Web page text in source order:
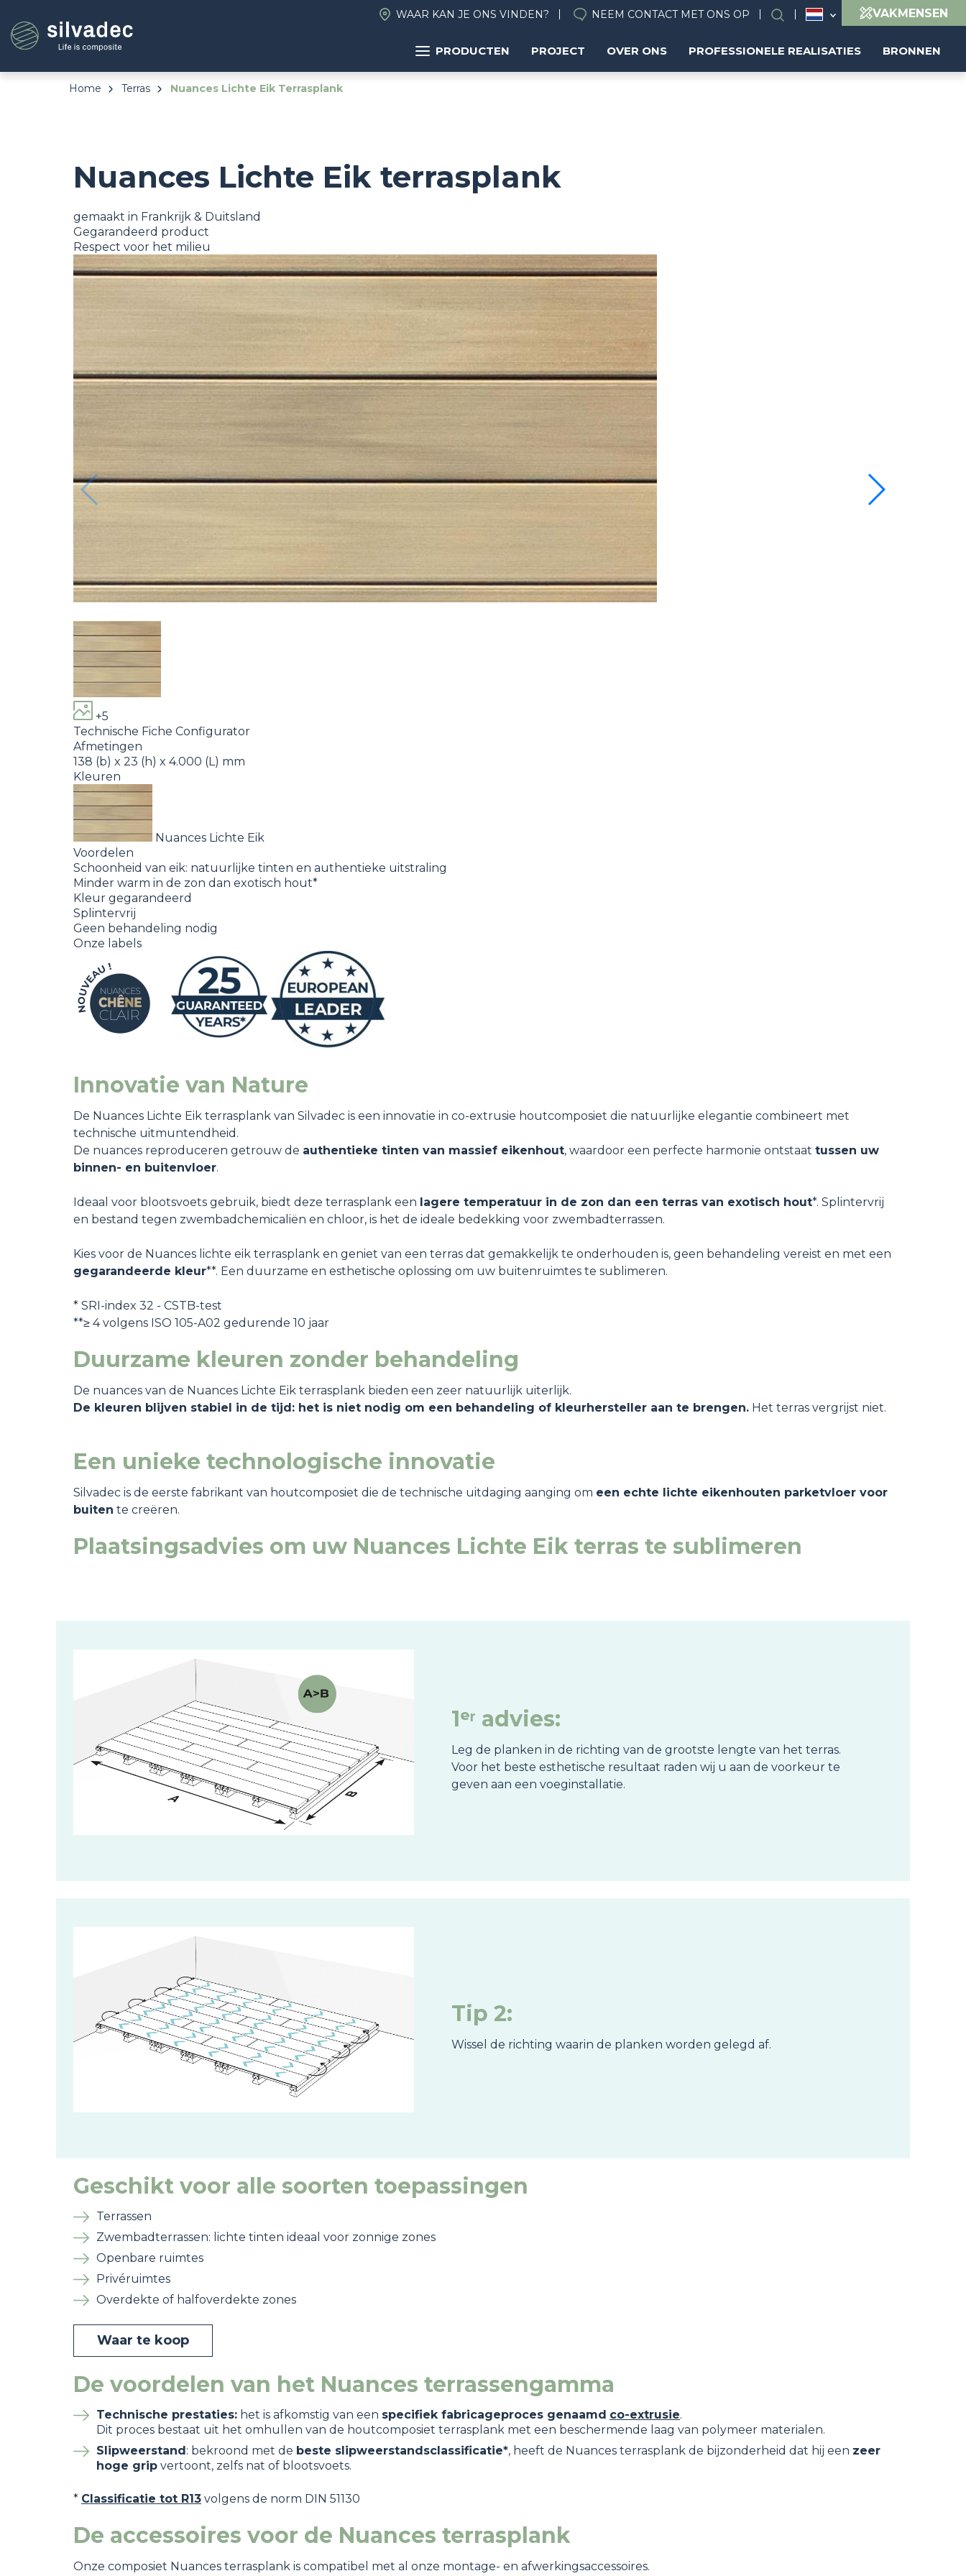
en
naar
WAAR KAN JE ONS VINDEN? NEEM CONTACT MET ONS OP Search VAKMENSEN
PRODUCTEN PROJECT OVER ONS PROFESSIONELE REALISATIES BRONNEN
Home Terras Nuances Lichte Eik Terrasplank
Nuances Lichte Eik terrasplank
gemaakt in Frankrijk & Duitsland
Gegarandeerd product
Respect voor het milieu
+5
Technische Fiche Configurator
Afmetingen
138 (b) x 23 (h) x 4.000 (L) mm
Kleuren
Nuances Lichte Eik
Voordelen
Schoonheid van eik: natuurlijke tinten en authentieke uitstraling
Minder warm in de zon dan exotisch hout*
Kleur gegarandeerd
Splintervrij
Geen behandeling nodig
Onze labels
Innovatie van Nature
De Nuances Lichte Eik terrasplank van Silvadec is een innovatie in co-extrusie houtcomposiet die natuurlijke elegantie combineert met
technische uitmuntendheid.
De nuances reproduceren getrouw de authentieke tinten van massief eikenhout, waardoor een perfecte harmonie ontstaat tussen uw
binnen- en buitenvloer.
Ideaal voor blootsvoets gebruik, biedt deze terrasplank een lagere temperatuur in de zon dan een terras van exotisch hout*. Splintervrij
en bestand tegen zwembadchemicaliën en chloor, is het de ideale bedekking voor zwembadterrassen.
Kies voor de Nuances lichte eik terrasplank en geniet van een terras dat gemakkelijk te onderhouden is, geen behandeling vereist en met een
gegarandeerde kleur**. Een duurzame en esthetische oplossing om uw buitenruimtes te sublimeren.
* SRI-index 32 - CSTB-test
**≥ 4 volgens ISO 105-A02 gedurende 10 jaar
Duurzame kleuren zonder behandeling
De nuances van de Nuances Lichte Eik terrasplank bieden een zeer natuurlijk uiterlijk.
De kleuren blijven stabiel in de tijd: het is niet nodig om een behandeling of kleurhersteller aan te brengen. Het terras vergrijst niet.
Een unieke technologische innovatie
Silvadec is de eerste fabrikant van houtcomposiet die de technische uitdaging aanging om een echte lichte eikenhouten parketvloer voor
buiten te creëren.
Plaatsingsadvies om uw Nuances Lichte Eik terras te sublimeren
1ᵉʳ advies:
Leg de planken in de richting van de grootste lengte van het terras.
Voor het beste esthetische resultaat raden wij u aan de voorkeur te
geven aan een voeginstallatie.
Tip 2:
Wissel de richting waarin de planken worden gelegd af.
Geschikt voor alle soorten toepassingen
Terrassen
Zwembadterrassen: lichte tinten ideaal voor zonnige zones
Openbare ruimtes
Privéruimtes
Overdekte of halfoverdekte zones
Waar te koop
De voordelen van het Nuances terrassengamma
Technische prestaties: het is afkomstig van een specifiek fabricageproces genaamd co-extrusie.
Dit proces bestaat uit het omhullen van de houtcomposiet terrasplank met een beschermende laag van polymeer materialen.
Slipweerstand : bekroond met de beste slipweerstandsclassificatie*, heeft de Nuances terrasplank de bijzonderheid dat hij een zeer
hoge grip vertoont, zelfs nat of blootsvoets.
* Classificatie tot R13 volgens de norm DIN 51130
De accessoires voor de Nuances terrasplank
Onze composiet Nuances terrasplank is compatibel met al onze montage- en afwerkingsaccessoires.